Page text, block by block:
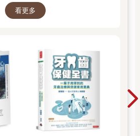
看更多